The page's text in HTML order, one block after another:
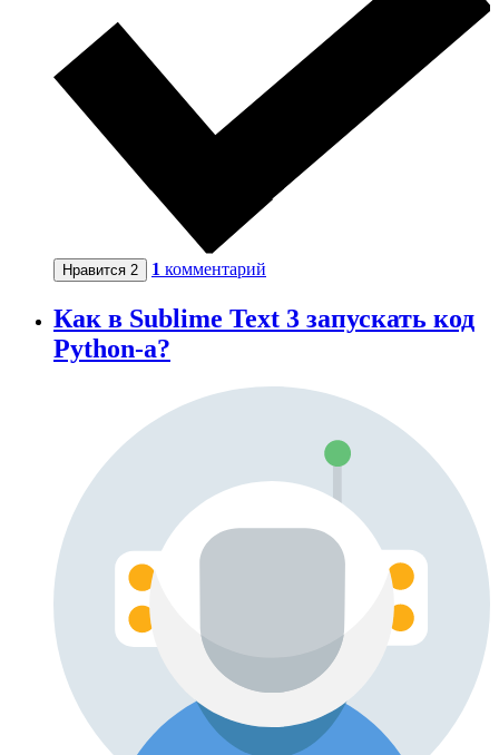
Нравится 2 1 комментарий
Как в Sublime Text 3 запускать код
Python-a?